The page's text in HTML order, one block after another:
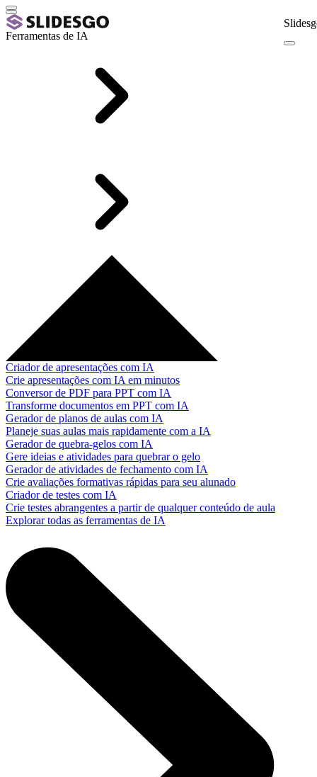
Ferramentas de IA
Criador de apresentações com IA
Crie apresentações com IA em minutos
Conversor de PDF para PPT com IA
Transforme documentos em PPT com IA
Gerador de planos de aulas com IA
Planeje suas aulas mais rapidamente com a IA
Gerador de quebra-gelos com IA
Gere ideias e atividades para quebrar o gelo
Gerador de atividades de fechamento com IA
Crie avaliações formativas rápidas para seu alunado
Criador de testes com IA
Crie testes abrangentes a partir de qualquer conteúdo de aula
Explorar todas as ferramentas de IA